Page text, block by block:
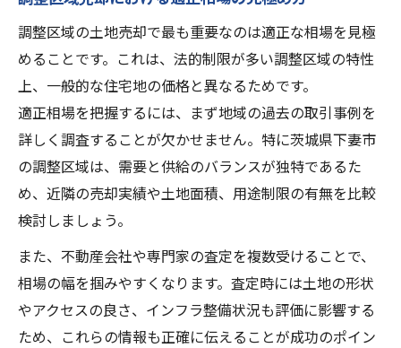
調整区域の土地売却で最も重要なのは適正な相場を見極
めることです。これは、法的制限が多い調整区域の特性
上、一般的な住宅地の価格と異なるためです。
適正相場を把握するには、まず地域の過去の取引事例を
詳しく調査することが欠かせません。特に茨城県下妻市
の調整区域は、需要と供給のバランスが独特であるた
め、近隣の売却実績や土地面積、用途制限の有無を比較
検討しましょう。
また、不動産会社や専門家の査定を複数受けることで、
相場の幅を掴みやすくなります。査定時には土地の形状
やアクセスの良さ、インフラ整備状況も評価に影響する
ため、これらの情報も正確に伝えることが成功のポイン